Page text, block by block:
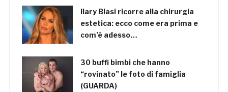
Ilary Blasi ricorre alla chirurgia
estetica: ecco come era prima e
com’è adesso…
30 buffi bimbi che hanno
“rovinato” le foto di famiglia
(GUARDA)